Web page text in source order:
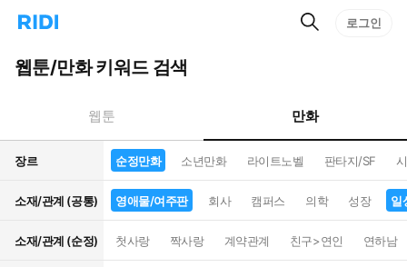
리
홈
으
턴
트
검
로그인
웹툰/만화 키워드 검색
웹툰 만화
장르 순정만화 소년만화 라이트노벨 판타지/SF
소재/관계 (공통) 영애물/여주판 회사 캠퍼스 의학 성장 일
소재/관계 (순정) 첫사랑 짝사랑 계약관계 친구>연인 연하남